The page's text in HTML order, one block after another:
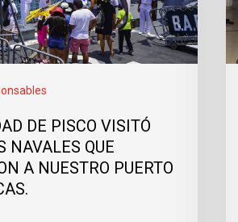
DE PISCO VISITÓ
NAVALES QUE
A NUESTRO PUERTO